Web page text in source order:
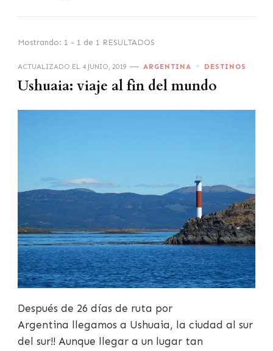
Mostrando: 1 - 1 de 1 RESULTADOS
ACTUALIZADO EL 4 JUNIO, 2019 ARGENTINA DESTINOS
Ushuaia: viaje al fin del mundo
Después de 26 días de ruta por
Argentina llegamos a Ushuaia, la ciudad al sur
del sur!! Aunque llegar a un lugar tan